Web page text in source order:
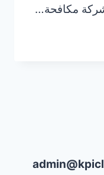
شركة مكافحة…